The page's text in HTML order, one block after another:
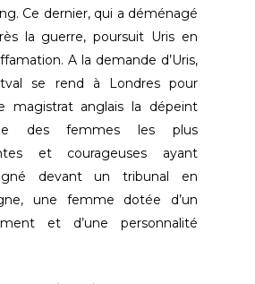
Ce dernier, qui a déménagé
la guerre, poursuit Uris en
A la demande d’Uris,
se rend à Londres pour
magistrat anglais la dépeint
des femmes les plus
et courageuses ayant
devant un tribunal en
une femme dotée d’un
et d’une personnalité